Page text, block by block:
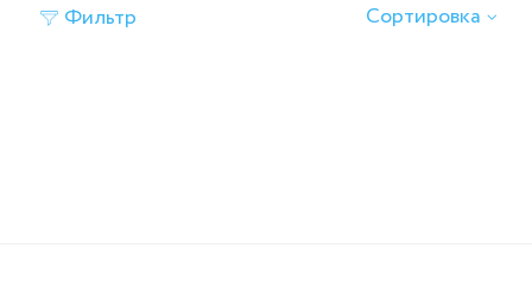
Фильтр Сортировка